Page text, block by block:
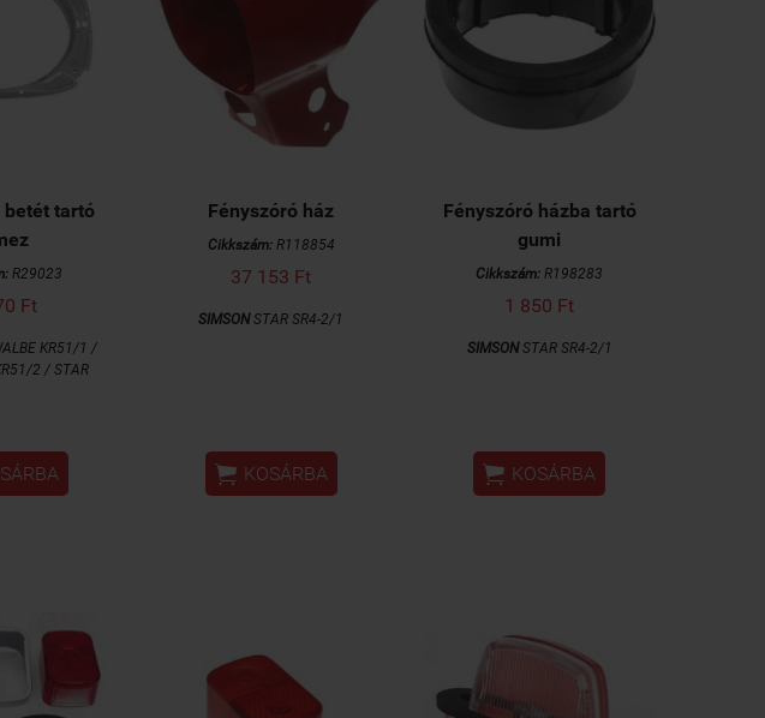
betét tartó
R29023
Ft
KR51/1 /
2 / STAR
Fényszóró ház
Cikkszám:R118854
37 153 Ft
SIMSONSTAR SR4-2/1
 KOSÁRBA
Fényszóró házba tartó
gumi
Cikkszám: R198283
1 850 Ft
SIMSONSTAR SR4-2/1
 KOSÁRBA